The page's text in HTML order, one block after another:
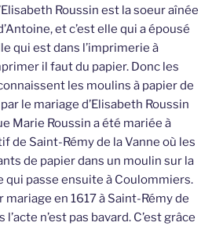
Roussin est la soeur aînée
et c’est elle qui a épousé
qui est dans l’imprimerie à
il faut du papier. Donc les
les moulins à papier de
le mariage d’Elisabeth Roussin
Marie Roussin a été mariée à
de Saint-Rémy de la Vanne où les
de papier dans un moulin sur la
qui passe ensuite à Coulommiers.
mariage en 1617 à Saint-Rémy de
l’acte n’est pas bavard. C’est grâce